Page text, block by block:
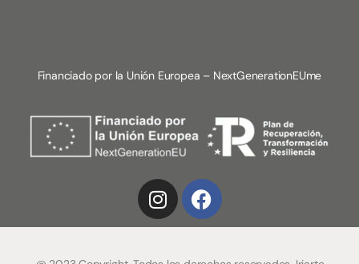
Financiado por la Unión Europea – NextGenerationEUme